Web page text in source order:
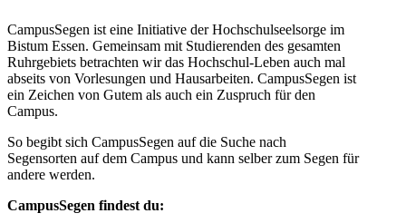
CampusSegen ist eine Initiative der Hochschulseelsorge im
Bistum Essen. Gemeinsam mit Studierenden des gesamten
Ruhrgebiets betrachten wir das Hochschul-Leben auch mal
abseits von Vorlesungen und Hausarbeiten. CampusSegen ist
ein Zeichen von Gutem als auch ein Zuspruch für den
Campus.
So begibt sich CampusSegen auf die Suche nach
Segensorten auf dem Campus und kann selber zum Segen für
andere werden.
CampusSegen findest du: